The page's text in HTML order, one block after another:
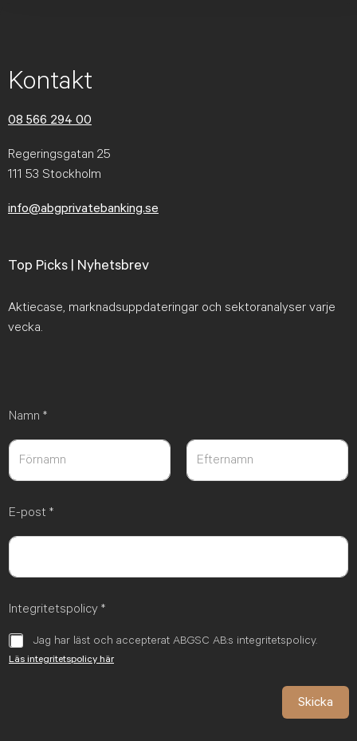
Kontakt
08 566 294 00
Regeringsgatan 25
111 53 Stockholm
info@abgprivatebanking.se
Top Picks | Nyhetsbrev
Aktiecase, marknadsuppdateringar och sektoranalyser varje
vecka.
Namn *
E-post *
Integritetspolicy *
Jag har läst och accepterat ABGSC AB:s integritetspolicy.
Läs integritetspolicy här
Skicka